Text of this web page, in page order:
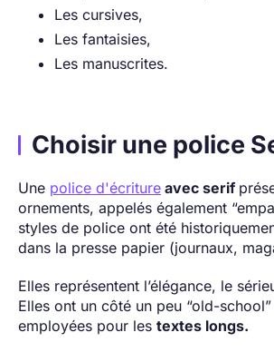
Les cursives,
Les fantaisies,
Les manuscrites.
Choisir une police
Une police d'écriture avec serif
ornements, appelés également
styles de police ont été
dans la presse papier (journaux,
Elles représentent l’élégance, le
Elles ont un côté un peu “old-
employées pour les textes longs.